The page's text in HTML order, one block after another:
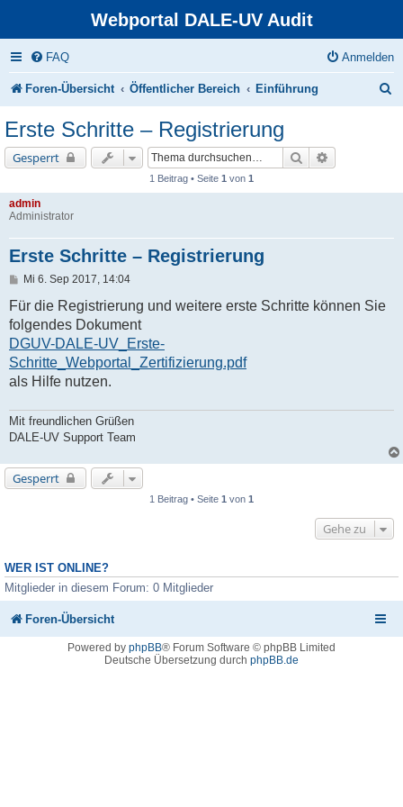
Webportal DALE-UV Audit
FAQ Anmelden
Foren-Übersicht Öffentlicher Bereich Einführung
e
Erste Schritte – Registrierung
Gesperrt Suche
1 Beitrag • Seite 1 von 1
admin
Administrator
Erste Schritte – Registrierung
B
i
t
r
a
g
Mi 6. Sep 2017, 14:04
Für die Registrierung und weitere erste Schritte können Sie
folgendes Dokument
DGUV-DALE-UV_Erste-
Schritte_Webportal_Zertifizierung.pdf
als Hilfe nutzen.
Mit freundlichen Grüßen
DALE-UV Support Team
Gesperrt
1 Beitrag • Seite 1 von 1
Gehe zu
WER IST ONLINE?
Mitglieder in diesem Forum: 0 Mitglieder
Foren-Übersicht
Powered by phpBB® Forum Software © phpBB Limited
Deutsche Übersetzung durch phpBB.de